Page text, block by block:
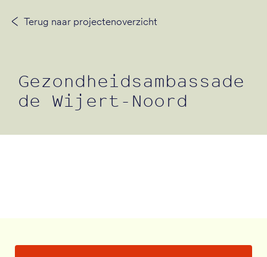
Neem contact op
Terug naar projectenoverzicht
Gezondheidsambassade
de Wijert-Noord